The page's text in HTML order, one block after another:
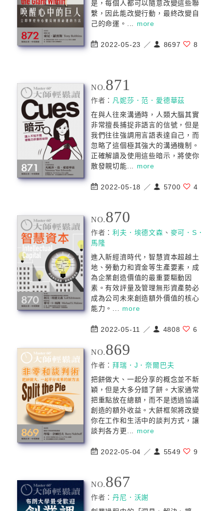
是，每個人都可以隨意改變這些聯
繫，因此能改變行動，最終改變自
己的命運。... more
2022-05-23 ／ 8697 8
NO.871
作者： 凡妮莎．范．愛德華茲
在與人往來溝通時，人類大腦其實
非常擅長捕捉非語言的信號，但是
我們往往強調用言語表達自己，而
忽略了這個極其強大的溝通機制。
正確解讀及使用這些暗示，將使你
散發親切能... more
2022-05-18 ／ 5700 4
NO.870
作者：利夫．埃德文森 、 麥可．S．
馬隆
進入新經濟時代，智慧資本超越土
地、勞動力和資金等生產要素，成
為企業創造價值的最重要驅動因
素。有效評量及管理無形資產勢必
成為公司未來創造額外價值的核心
能力。... more
2022-05-11 ／ 4808 6
NO.869
作者：拜瑞．J．奈爾巴夫
把餅做大、一起分享的概念並不新
穎，但是大多分錯了餅。大家通常
把重點放在總額，而不是透過協議
創造的額外收益。大餅框架將改變
你在工作和生活中的談判方式，讓
談判各方更... more
2022-05-04 ／ 5549 9
NO.867
作者：丹尼．沃謝